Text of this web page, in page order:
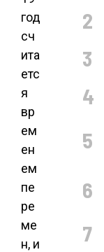
год
сч
ита
етс
я
вр
ем
ен
ем
пе
ре
ме
н, и